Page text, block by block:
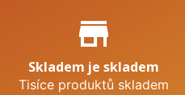
Proč nakupovat u nás?
store_mall_directory
Skladem je skladem
Tisíce produktů skladem